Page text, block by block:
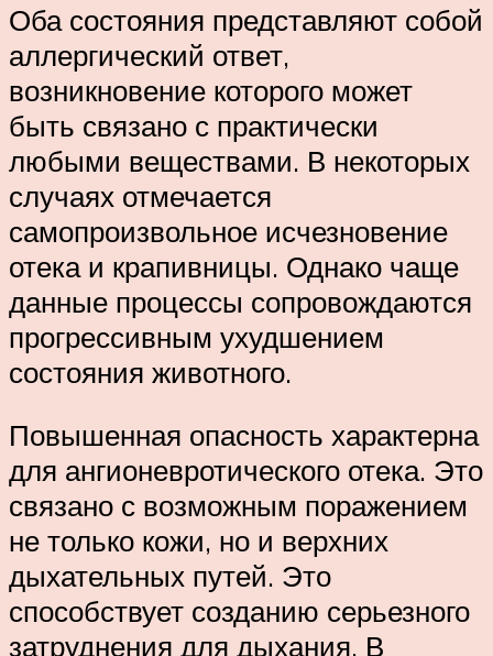
Оба состояния представляют собой
аллергический ответ,
возникновение которого может
быть связано с практически
любыми веществами. В некоторых
случаях отмечается
самопроизвольное исчезновение
отека и крапивницы. Однако чаще
данные процессы сопровождаются
прогрессивным ухудшением
состояния животного.
Повышенная опасность характерна
для ангионевротического отека. Это
связано с возможным поражением
не только кожи, но и верхних
дыхательных путей. Это
способствует созданию серьезного
затруднения для дыхания. В